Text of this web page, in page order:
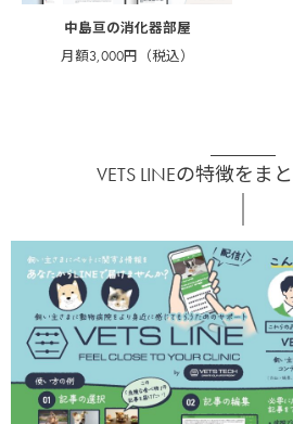
中島亘の消化器部屋
月額3,000円（税込）
VETS LINEの特徴をま